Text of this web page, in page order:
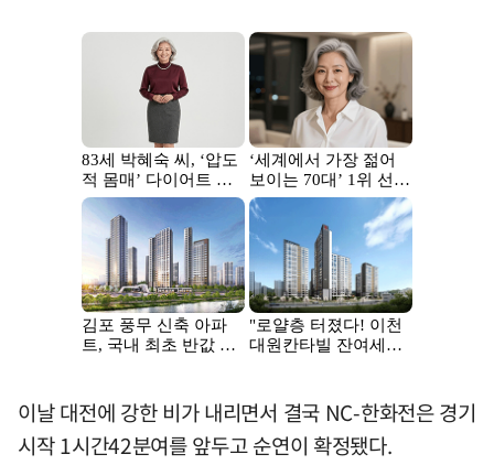
이날 대전에 강한 비가 내리면서 결국 NC-한화전은 경기
시작 1시간42분여를 앞두고 순연이 확정됐다.